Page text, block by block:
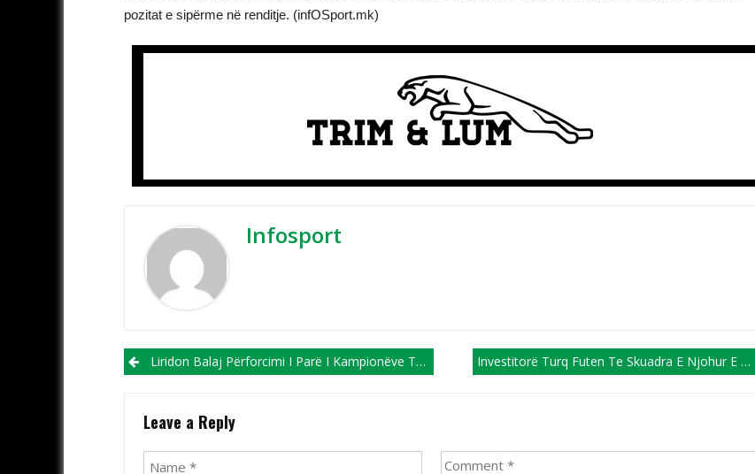
pozitat e sipërme në renditje. (infOSport.mk)
Infosport
Post navigation
Liridon Balaj Përforcimi I Parë I Kampionëve Të Dritës Investitorë Turq Futen Te Skuadra E Njohur E Fortunës Së Hasanbegut!
Leave a Reply